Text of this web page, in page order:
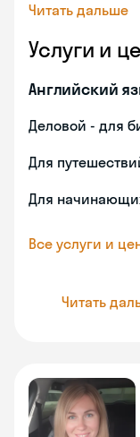
Читать дальше
Услуги и
Английский
Деловой - для
Для
Для
Все услуги и
Читать